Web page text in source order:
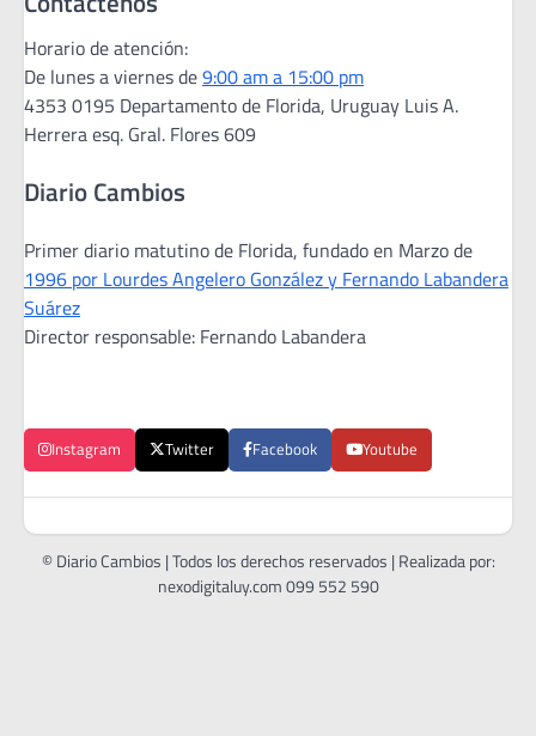
Horario de atención:
De lunes a viernes de9:00 am a 15:00 pm
4353 0195 Departamento de Florida, Uruguay Luis A.
Herrera esq. Gral. Flores 609
Diario Cambios
Primer diario matutino de Florida, fundado en Marzo de
1996 por Lourdes Angelero González y Fernando Labandera
Suárez
Director responsable: Fernando Labandera
Instagram Twitter Facebook Youtube